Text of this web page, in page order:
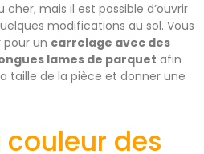
mais il est possible d’ouvrir
modifications au sol. Vous
un carrelage avec des
lames de parquet afin
taille de la pièce et donner une
des